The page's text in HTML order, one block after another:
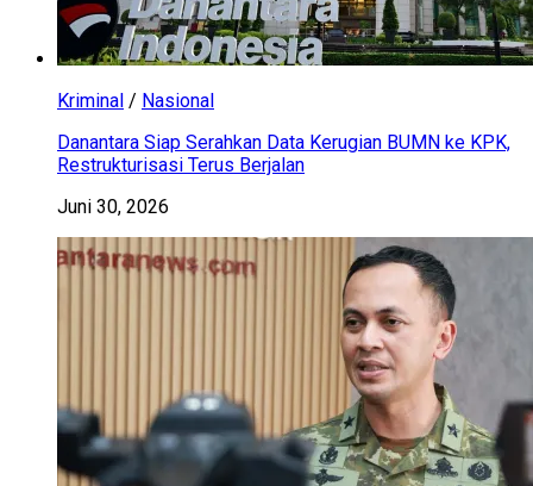
Kriminal / Nasional
Danantara Siap Serahkan Data Kerugian BUMN ke KPK,
Restrukturisasi Terus Berjalan
Juni 30, 2026